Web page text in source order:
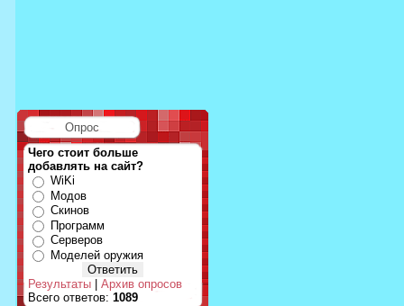
Опрос
Чего стоит больше
добавлять на сайт?
WiKi
Модов
Скинов
Программ
Серверов
Моделей оружия
Результаты
Архив опросов
Всего ответов: 1089